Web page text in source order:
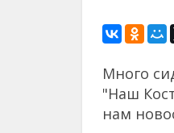
Много
"Наш
нам